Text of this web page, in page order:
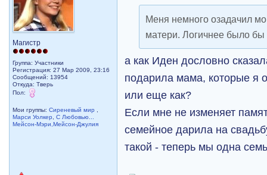
Магистр
Группа: Участники
Регистрация: 27 Мар 2009, 23:16
Сообщений: 13954
Откуда: Тверь
Пол:
Мои группы:Сиреневый мир
Марси Уолкер
,С Любовью...
Мейсон-Мэри,Мейсон-Джулия
Меня немного озадачил
матери. Логичнее было бы
а как Иден дословно
подарила мама, которые я
или еще как?
Если мне не изменяет
семейное дарила на
такой - теперь мы одна